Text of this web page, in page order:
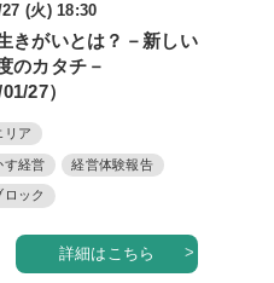
(火) 18:30
きがいとは？－新しい
のカタチ－
27）
リア
す経営 経営体験報告
ロック
詳細はこちら